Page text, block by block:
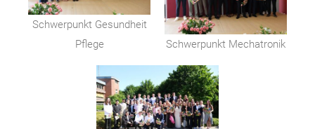
Schwerpunkt Gesundheit
Pflege
Schwerpunkt Mechatronik